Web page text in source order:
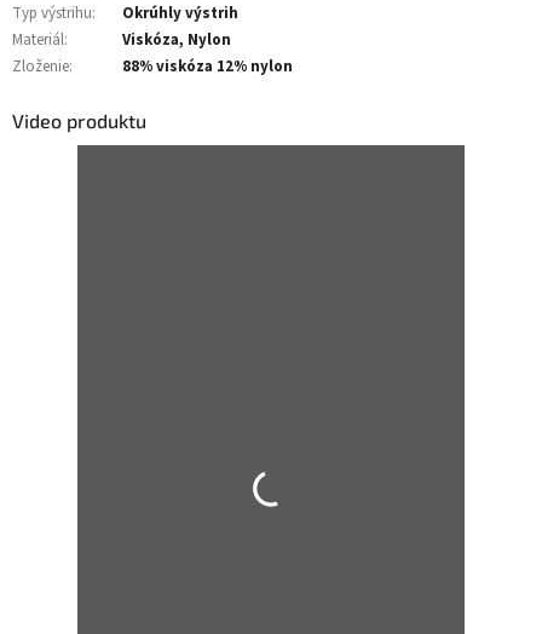
Typ výstrihu:
Okrúhly výstrih
Materiál:
Viskóza, Nylon
Zloženie: 88% viskóza 12% nylon
Video produktu